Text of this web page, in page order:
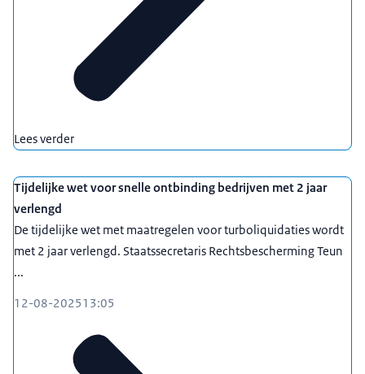
Lees verder
Tijdelijke wet voor snelle ontbinding bedrijven met 2 jaar
verlengd
De tijdelijke wet met maatregelen voor turboliquidaties wordt
met 2 jaar verlengd. Staatssecretaris Rechtsbescherming Teun
...
12-08-202513:05